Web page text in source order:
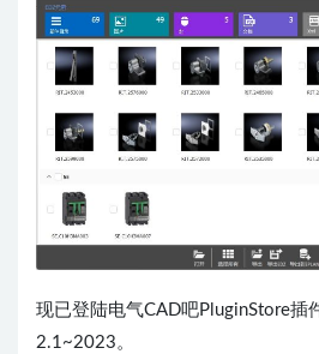
现已登陆电气CAD吧PluginStore插
2.1~2023。